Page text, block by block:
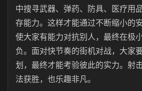
中搜寻武器、弹药、防具、医疗用
存能力。这样才能通过不断缩小的
使大家有能力对抗别人，最终在极
负。面对快节奏的街机对战，大家
划，最终才能考验彼此的实力。射
法获胜，也乐趣非凡。